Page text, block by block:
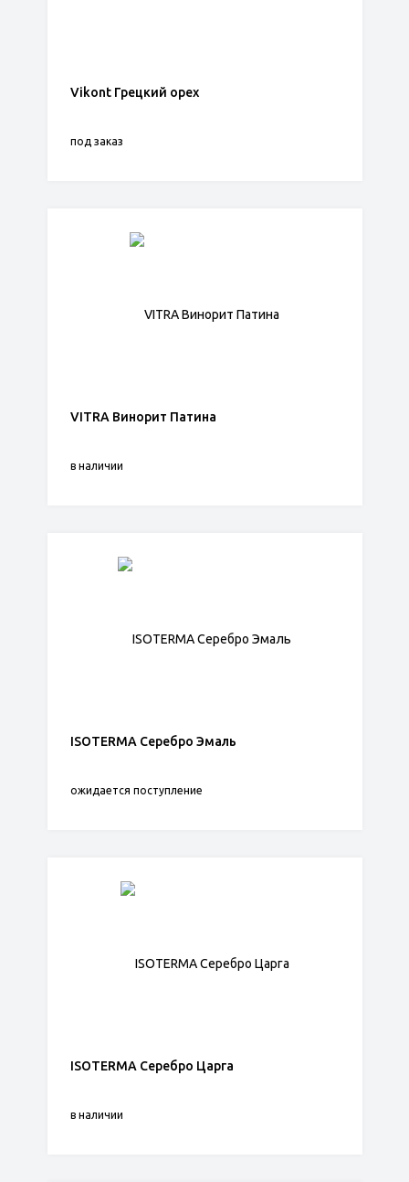
Vikont Грецкий орех
под заказ
VITRA Винорит Патина
в наличии
ISOTERMA Серебро Эмаль
ожидается поступление
ISOTERMA Серебро Царга
в наличии